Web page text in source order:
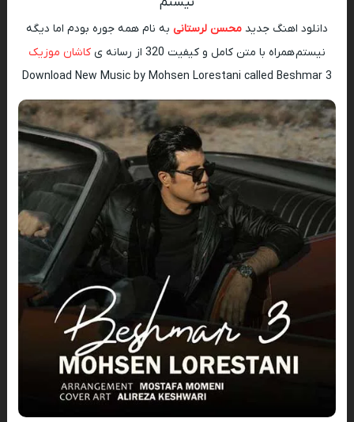
دانلود اهنگ جدید محسن لرستانی به نام همه جوره بودم اما دیگه
نیستم همراه با متن کامل و کیفیت 320 از رسانه ی
کاشان موزیک
Download New Music by Mohsen Lorestani called Beshmar 3